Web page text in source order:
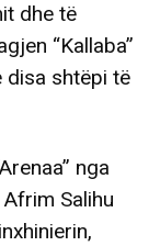
dhe të
“Kallaba”
disa shtëpi të
nga
Salihu